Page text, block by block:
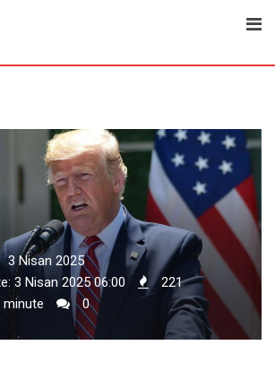
3 Nisan 2025
3 Nisan 2025 06:00
221
0